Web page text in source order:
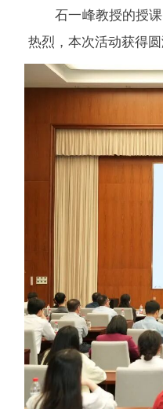
石一峰教授的授
热烈，本次活动获得